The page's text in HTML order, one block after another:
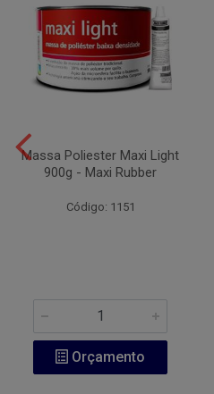
Massa Poliester Maxi Light
900g - Maxi Rubber
Código: 1151
Orçamento